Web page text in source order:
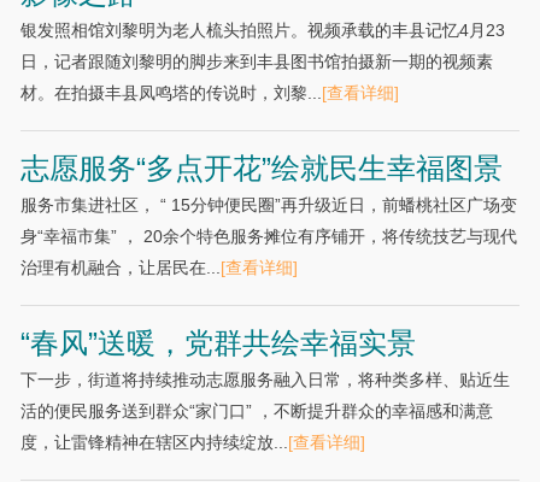
银发照相馆刘黎明为老人梳头拍照片。视频承载的丰县记忆4月23
日，记者跟随刘黎明的脚步来到丰县图书馆拍摄新一期的视频素
材。在拍摄丰县凤鸣塔的传说时，刘黎... [查看详细]
志愿服务“多点开花”绘就民生幸福图景
服务市集进社区， “ 15分钟便民圈”再升级近日，前蟠桃社区广场变
身“幸福市集” ， 20余个特色服务摊位有序铺开，将传统技艺与现代
治理有机融合，让居民在... [查看详细]
“春风”送暖，党群共绘幸福实景
下一步，街道将持续推动志愿服务融入日常，将种类多样、贴近生
活的便民服务送到群众“家门口” ，不断提升群众的幸福感和满意
度，让雷锋精神在辖区内持续绽放... [查看详细]